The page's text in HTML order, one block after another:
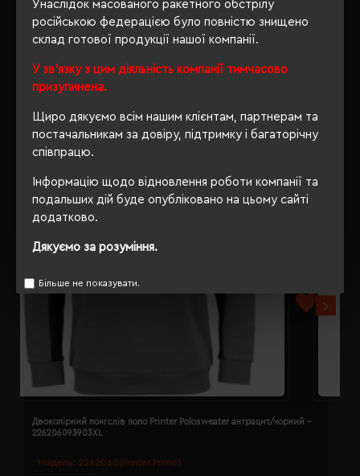
Унаслідок масованого ракетного обстрілу
російською федерацією було повністю знищено
склад готової продукції нашої компанії.
У зв'язку з цим діяльність компанії тимчасово
призупинена.
Щиро дякуємо всім нашим клієнтам, партнерам та
постачальникам за довіру, підтримку і багаторічну
співпрацю.
Інформацію щодо відновлення роботи компанії та
подальших дій буде опубліковано на цьому сайті
додатково.
Дякуємо за розуміння.
Більше не показувати.
РЕКОМЕНДУЄМО
Модель: 2262060(Printer Prime)
Двоколірний лонгслів поло Printer Polosweater антрацит/чорний -
226206093903XL